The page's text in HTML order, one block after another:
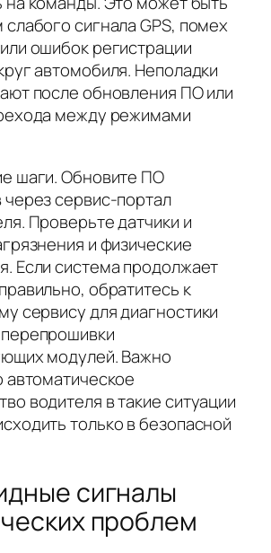
слабого сигнала GPS, помех
ошибок регистрации
автомобиля. Неполадки
после обновления ПО или
между режимами
шаги. Обновите ПО
через сервис-портал
Проверьте датчики и
и физические
Если система продолжает
обратитесь к
сервису для диагностики
модулей. Важно
автоматическое
водителя в такие ситуации
только в безопасной
сигналы
проблем